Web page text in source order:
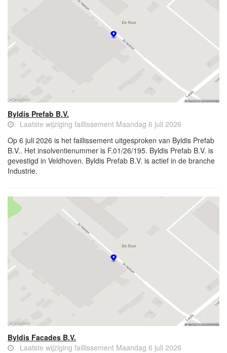
Byldis Prefab B.V.
Laatste wijziging faillissement Maandag 6 juli 2026
Op 6 juli 2026 is het faillissement uitgesproken van Byldis Prefab
B.V.. Het insolventienummer is F.01/26/195. Byldis Prefab B.V. is
gevestigd in Veldhoven. Byldis Prefab B.V. is actief in de branche
Industrie.
Byldis Facades B.V.
Laatste wijziging faillissement Maandag 6 juli 2026